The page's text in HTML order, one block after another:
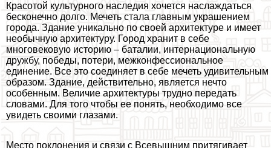
Красотой культурного наследия хочется наслаждаться
бесконечно долго. Мечеть стала главным украшением
города. Здание уникально по своей архитектуре и имеет
необычную архитектуру. Город хранит в себе
многовековую историю – баталии, интернациональную
дружбу, победы, потери, межконфессиональное
единение. Все это соединяет в себе мечеть удивительным
образом. Здание, действительно, является нечто
особенным. Величие архитектуры трудно передать
словами. Для того чтобы ее понять, необходимо все
увидеть своими глазами.
Место поклонения и связи с Всевышним притягивает